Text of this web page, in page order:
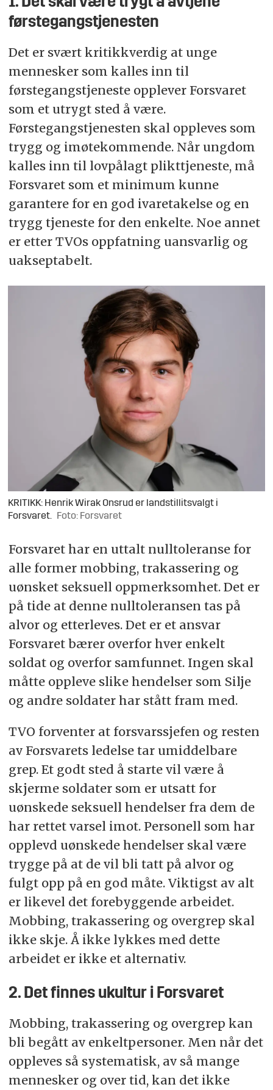
førstegangstjenesten
Det er svært kritikkverdig at unge
mennesker som kalles inn til
førstegangstjeneste opplever Forsvaret
som et utrygt sted å være.
Førstegangstjenesten skal oppleves som
trygg og imøtekommende. Når ungdom
kalles inn til lovpålagt plikttjeneste, må
Forsvaret som et minimum kunne
garantere for en god ivaretakelse og en
trygg tjeneste for den enkelte. Noe annet
er etter TVOs oppfatning uansvarlig og
uakseptabelt.
KRITIKK: Henrik Wirak Onsrud er landstillitsvalgt i
Forsvaret.
Foto: Forsvaret
Forsvaret har en uttalt nulltoleranse for
alle former mobbing, trakassering og
uønsket seksuell oppmerksomhet. Det er
på tide at denne nulltoleransen tas på
alvor og etterleves. Det er et ansvar
Forsvaret bærer overfor hver enkelt
soldat og overfor samfunnet. Ingen skal
måtte oppleve slike hendelser som Silje
og andre soldater har stått fram med.
TVO forventer at forsvarssjefen og resten
av Forsvarets ledelse tar umiddelbare
grep. Et godt sted å starte vil være å
skjerme soldater som er utsatt for
uønskede seksuell hendelser fra dem de
har rettet varsel imot. Personell som har
opplevd uønskede hendelser skal være
trygge på at de vil bli tatt på alvor og
fulgt opp på en god måte. Viktigst av alt
er likevel det forebyggende arbeidet.
Mobbing, trakassering og overgrep skal
ikke skje. Å ikke lykkes med dette
arbeidet er ikke et alternativ.
2. Det finnes ukultur i Forsvaret
Mobbing, trakassering og overgrep kan
bli begått av enkeltpersoner. Men når det
oppleves så systematisk, av så mange
mennesker og over tid, kan det ikke